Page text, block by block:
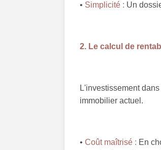
• Simplicité : Un
2. Le calcul de
L'investissement
immobilier actuel.
• Coût maîtrisé : En